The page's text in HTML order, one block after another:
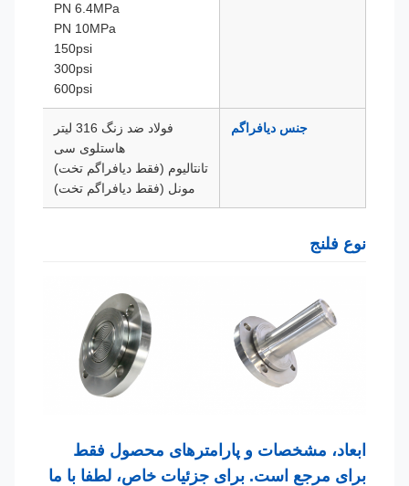
PN 6.4MPa
PN 10MPa
150psi
300psi
600psi
جنس دیافراگم
فولاد ضد زنگ 316 لیتر
هاستلوی سی
تانتالیوم (فقط دیافراگم تخت)
مونل (فقط دیافراگم تخت)
نوع فلنج
ابعاد، مشخصات و پارامترهای محصول فقط
برای مرجع است. برای جزئیات خاص، لطفا با ما